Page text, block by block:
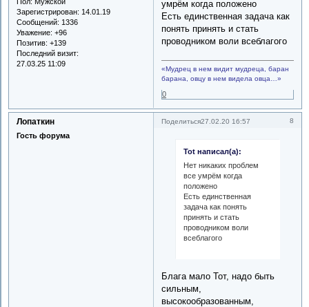
Зарегистрирован: 14.01.19
Сообщений: 1336
Уважение: +96
Позитив: +139
Последний визит:
27.03.25 11:09
умрём когда положено
Есть единственная задача как
понять принять и стать
проводником воли всеблагого
«Мудрец в нем видит мудреца, баран
барана, овцу в нем видела овца…»
0
Поделиться 8
27.02.20 16:57
Лопаткин
Гость форума
Tot написал(а):
Нет никаких проблем
все умрём когда
положено
Есть единственная
задача как понять
принять и стать
проводником воли
всеблагого
Блага мало Тот, надо быть
сильным,
высокообразованным,